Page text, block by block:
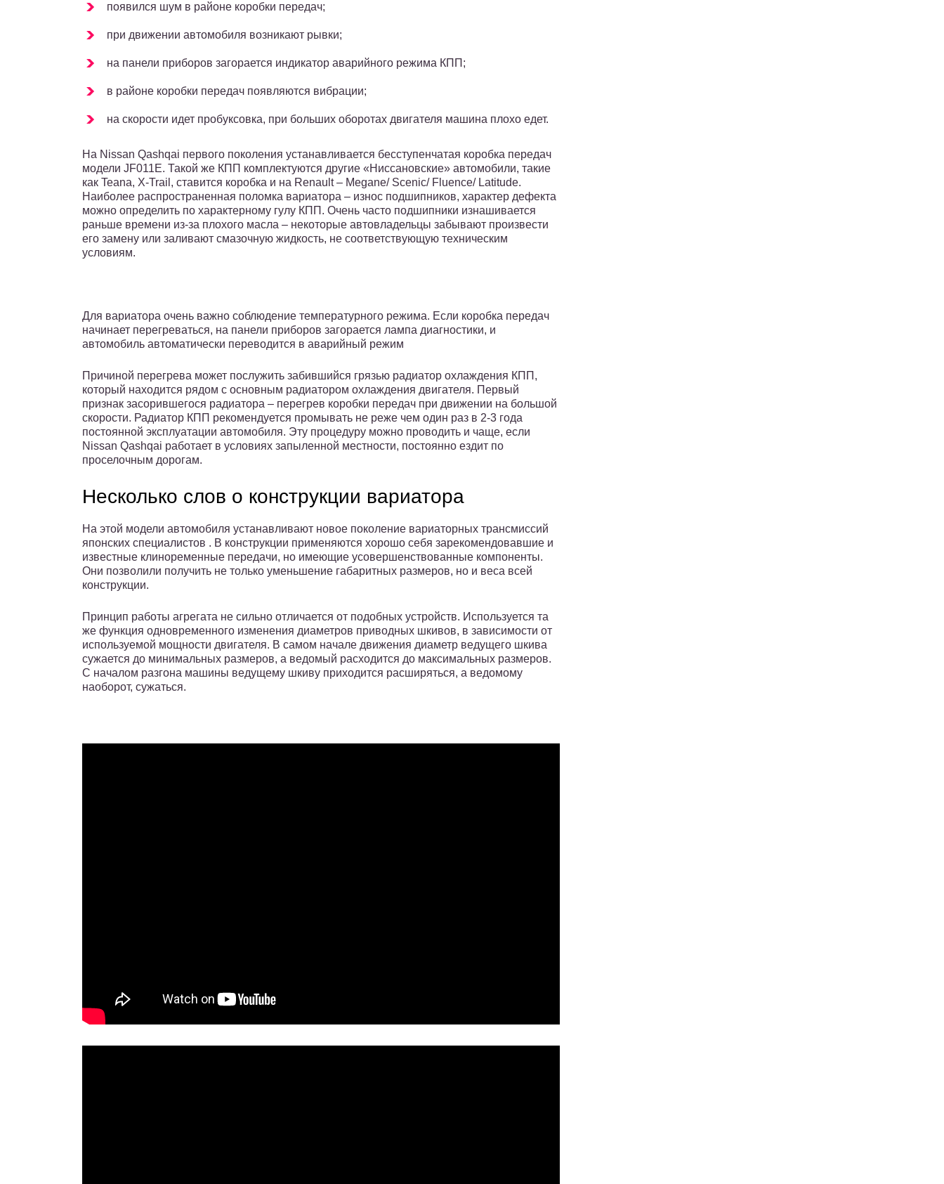
появился шум в районе коробки передач;
при движении автомобиля возникают рывки;
на панели приборов загорается индикатор аварийного режима КПП;
в районе коробки передач появляются вибрации;
на скорости идет пробуксовка, при больших оборотах двигателя машина плохо едет.
На Nissan Qashqai первого поколения устанавливается бесступенчатая коробка передач
модели JF011E. Такой же КПП комплектуются другие «Ниссановские» автомобили, такие
как Teana, X-Trail, ставится коробка и на Renault – Megane/ Scenic/ Fluence/ Latitude.
Наиболее распространенная поломка вариатора – износ подшипников, характер дефекта
можно определить по характерному гулу КПП. Очень часто подшипники изнашивается
раньше времени из-за плохого масла – некоторые автовладельцы забывают произвести
его замену или заливают смазочную жидкость, не соответствующую техническим
условиям.
Для вариатора очень важно соблюдение температурного режима. Если коробка передач
начинает перегреваться, на панели приборов загорается лампа диагностики, и
автомобиль автоматически переводится в аварийный режим
Причиной перегрева может послужить забившийся грязью радиатор охлаждения КПП,
который находится рядом с основным радиатором охлаждения двигателя. Первый
признак засорившегося радиатора – перегрев коробки передач при движении на большой
скорости. Радиатор КПП рекомендуется промывать не реже чем один раз в 2-3 года
постоянной эксплуатации автомобиля. Эту процедуру можно проводить и чаще, если
Nissan Qashqai работает в условиях запыленной местности, постоянно ездит по
проселочным дорогам.
Несколько слов о конструкции вариатора
На этой модели автомобиля устанавливают новое поколение вариаторных трансмиссий
японских специалистов . В конструкции применяются хорошо себя зарекомендовавшие и
известные клиноременные передачи, но имеющие усовершенствованные компоненты.
Они позволили получить не только уменьшение габаритных размеров, но и веса всей
конструкции.
Принцип работы агрегата не сильно отличается от подобных устройств. Используется та
же функция одновременного изменения диаметров приводных шкивов, в зависимости от
используемой мощности двигателя. В самом начале движения диаметр ведущего шкива
сужается до минимальных размеров, а ведомый расходится до максимальных размеров.
С началом разгона машины ведущему шкиву приходится расширяться, а ведомому
наоборот, сужаться.